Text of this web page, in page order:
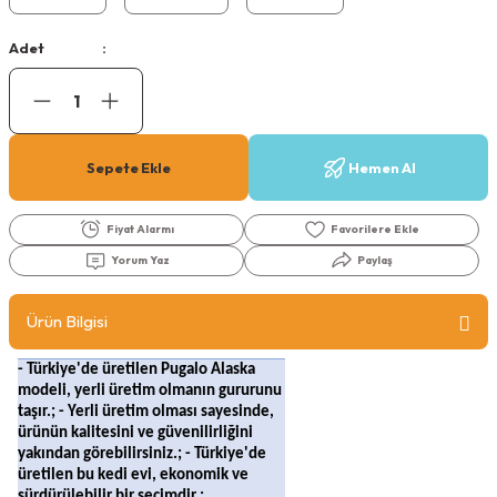
Köpek Ödül Mamaları Ve Yaş
Adet
Sepete Ekle Hemen Al
Fiyat Alarmı
Yorum Yaz Paylaş
Ürün Bilgisi
- Türkiye'de üretilen Pugalo Alaska
modeli, yerli üretim olmanın gururunu
taşır.; - Yerli üretim olması sayesinde,
ürünün kalitesini ve güvenilirliğini
yakından görebilirsiniz.; - Türkiye'de
üretilen bu kedi evi, ekonomik ve